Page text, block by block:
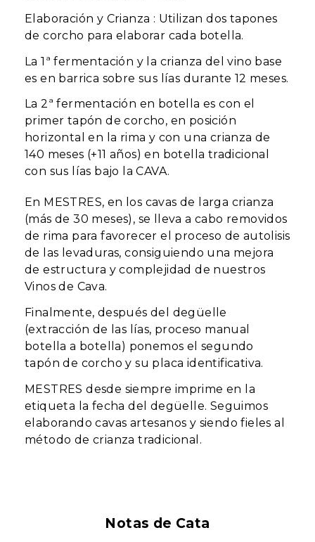
Elaboración y Crianza : Utilizan dos tapones
de corcho para elaborar cada botella.
La 1ª fermentación y la crianza del vino base
es en barrica sobre sus lías durante 12 meses.
La 2ª fermentación en botella es con el
primer tapón de corcho, en posición
horizontal en la rima y con una crianza de
140 meses (+11 años) en botella tradicional
con sus lías bajo la CAVA.
En MESTRES, en los cavas de larga crianza
(más de 30 meses), se lleva a cabo removidos
de rima para favorecer el proceso de autolisis
de las levaduras, consiguiendo una mejora
de estructura y complejidad de nuestros
Vinos de Cava.
Finalmente, después del degüelle
(extracción de las lías, proceso manual
botella a botella) ponemos el segundo
tapón de corcho y su placa identificativa.
MESTRES desde siempre imprime en la
etiqueta la fecha del degüelle. Seguimos
elaborando cavas artesanos y siendo fieles al
método de crianza tradicional.
Notas de Cata